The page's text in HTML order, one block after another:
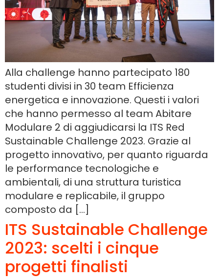
Alla challenge hanno partecipato 180
studenti divisi in 30 team Efficienza
energetica e innovazione. Questi i valori
che hanno permesso al team Abitare
Modulare 2 di aggiudicarsi la ITS Red
Sustainable Challenge 2023. Grazie al
progetto innovativo, per quanto riguarda
le performance tecnologiche e
ambientali, di una struttura turistica
modulare e replicabile, il gruppo
composto da […]
ITS Sustainable Challenge
2023: scelti i cinque
progetti finalisti